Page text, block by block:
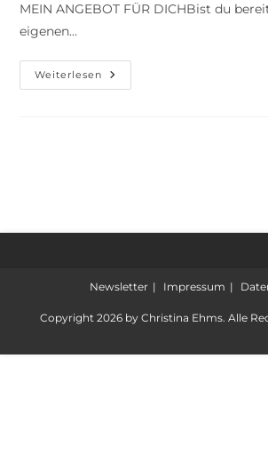
MEIN ANGEBOT FÜR DICHBist du
eigenen…
Weiterlesen
Newsletter Impressum
Copyright 2026 by Christina Ehms. Alle